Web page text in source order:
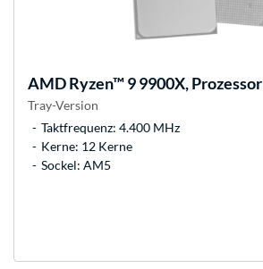
AMDRyzen™ 9 9900X, Prozessor
Tray-Version
Taktfrequenz: 4.400 MHz
Kerne: 12 Kerne
Sockel: AM5